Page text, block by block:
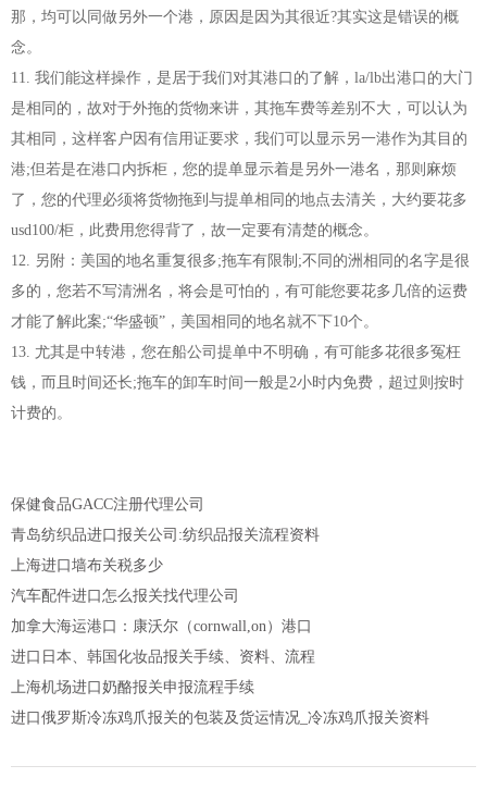
那，均可以同做另外一个港，原因是因为其很近?其实这是错误的概
念。
11. 我们能这样操作，是居于我们对其港口的了解，la/lb出港口的大门
是相同的，故对于外拖的货物来讲，其拖车费等差别不大，可以认为
其相同，这样客户因有信用证要求，我们可以显示另一港作为其目的
港;但若是在港口内拆柜，您的提单显示着是另外一港名，那则麻烦
了，您的代理必须将货物拖到与提单相同的地点去清关，大约要花多
usd100/柜，此费用您得背了，故一定要有清楚的概念。
12. 另附：美国的地名重复很多;拖车有限制;不同的洲相同的名字是很
多的，您若不写清洲名，将会是可怕的，有可能您要花多几倍的运费
才能了解此案;“华盛顿”，美国相同的地名就不下10个。
13. 尤其是中转港，您在船公司提单中不明确，有可能多花很多冤枉
钱，而且时间还长;拖车的卸车时间一般是2小时内免费，超过则按时
计费的。
保健食品GACC注册代理公司
青岛纺织品进口报关公司:纺织品报关流程资料
上海进口墙布关税多少
汽车配件进口怎么报关找代理公司
加拿大海运港口：康沃尔（cornwall,on）港口
进口日本、韩国化妆品报关手续、资料、流程
上海机场进口奶酪报关申报流程手续
进口俄罗斯冷冻鸡爪报关的包装及货运情况_冷冻鸡爪报关资料